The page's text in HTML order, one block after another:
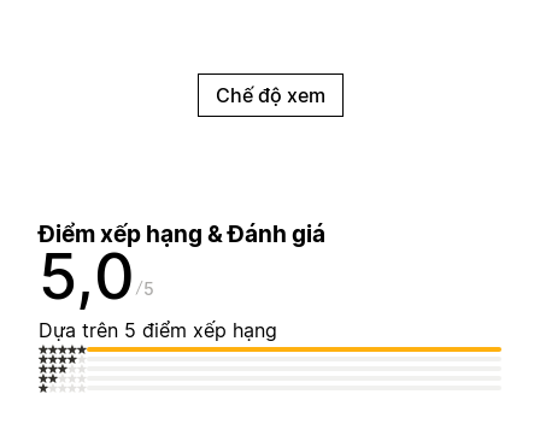
Chế độ xem
Điểm xếp hạng & Đánh giá
5,0 5
Dựa trên 5 điểm xếp hạng